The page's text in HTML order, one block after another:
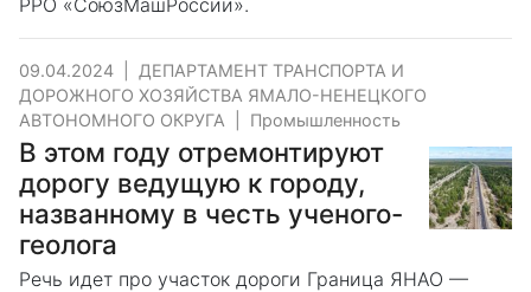
РРО «СоюзМашРоссии».
09.04.2024
ДЕПАРТАМЕНТ ТРАНСПОРТА И
ДОРОЖНОГО ХОЗЯЙСТВА ЯМАЛО-НЕНЕЦКОГО
АВТОНОМНОГО ОКРУГА
Промышленность
В этом году отремонтируют
дорогу ведущую к городу,
названному в честь ученого-
геолога
Речь идет про участок дороги Граница ЯНАО —